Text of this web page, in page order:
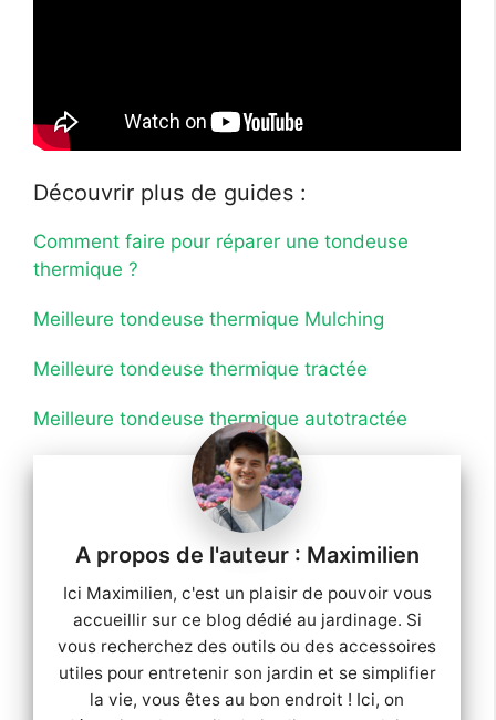
Découvrir plus de guides :
Comment faire pour réparer une tondeuse
thermique ?
Meilleure tondeuse thermique Mulching
Meilleure tondeuse thermique tractée
Meilleure tondeuse thermique autotractée
Maximilien
Ici Maximilien, c'est un plaisir de pouvoir vous
accueillir sur ce blog dédié au jardinage. Si
vous recherchez des outils ou des accessoires
utiles pour entretenir son jardin et se simplifier
la vie, vous êtes au bon endroit ! Ici, on